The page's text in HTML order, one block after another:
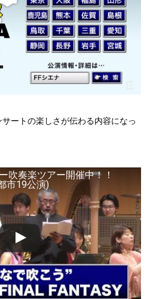
ートの楽しさが伝わる内容になっ
吹奏楽ツアー開催中！！
市19公演)